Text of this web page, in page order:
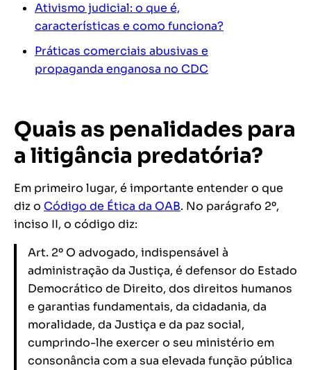
Ativismo judicial: o que é,
características e como funciona?
Práticas comerciais abusivas e
propaganda enganosa no CDC
Quais as penalidades para
a litigância predatória?
Em primeiro lugar, é importante entender o que
diz o Código de Ética da OAB. No parágrafo 2º,
inciso II, o código diz:
Art. 2º O advogado, indispensável à
administração da Justiça, é defensor do Estado
Democrático de Direito, dos direitos humanos
e garantias fundamentais, da cidadania, da
moralidade, da Justiça e da paz social,
cumprindo-lhe exercer o seu ministério em
consonância com a sua elevada função pública